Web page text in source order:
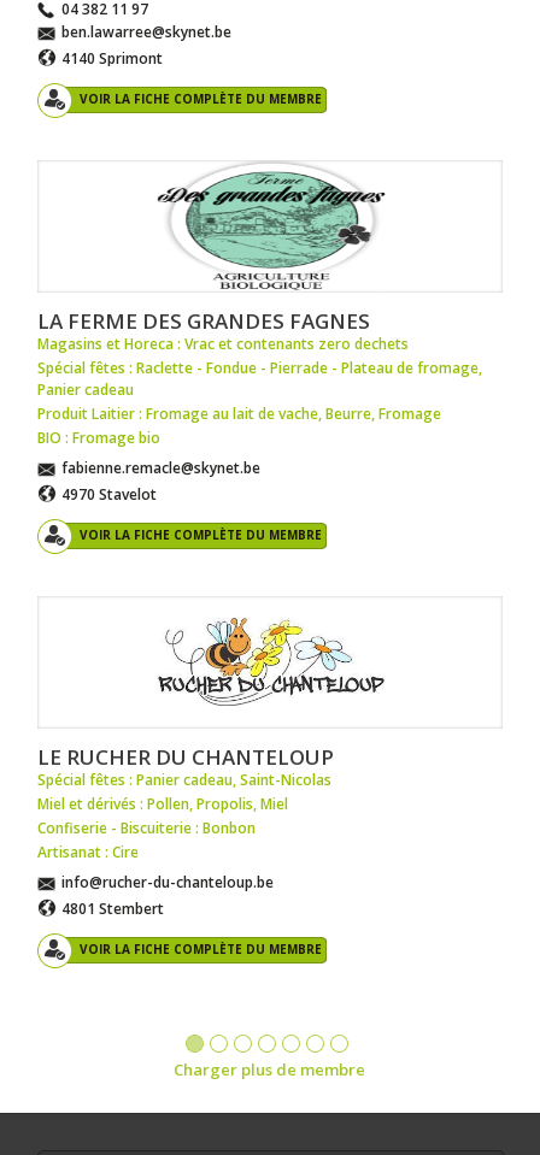
04 382 11 97
ben.lawarree@skynet.be
4140 Sprimont
VOIR LA FICHE COMPLÈTE DU MEMBRE
LA FERME DES GRANDES FAGNES
Magasins et Horeca : Vrac et contenants zero dechets
Spécial fêtes : Raclette - Fondue - Pierrade - Plateau de fromage,
Panier cadeau
Produit Laitier : Fromage au lait de vache,Beurre,Fromage
BIO : Fromage bio
fabienne.remacle@skynet.be
4970 Stavelot
VOIR LA FICHE COMPLÈTE DU MEMBRE
LE RUCHER DU CHANTELOUP
Spécial fêtes : Panier cadeau,Saint-Nicolas
Miel et dérivés : Pollen,Propolis,Miel
Confiserie - Biscuiterie : Bonbon
Artisanat : Cire
info@rucher-du-chanteloup.be
4801 Stembert
VOIR LA FICHE COMPLÈTE DU MEMBRE
Charger plus de membre